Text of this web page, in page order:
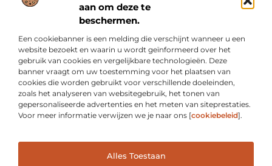
aan om deze te
beschermen.
Een cookiebanner is een melding die verschijnt wanneer u een
website bezoekt en waarin u wordt geïnformeerd over het
gebruik van cookies en vergelijkbare technologieën. Deze
banner vraagt om uw toestemming voor het plaatsen van
cookies die worden gebruikt voor verschillende doeleinden,
zoals het analyseren van websitegebruik, het tonen van
gepersonaliseerde advertenties en het meten van siteprestaties.
Voor meer informatie verwijzen we je naar ons [cookiebeleid].
Alles Toestaan
Ontdek praktische tips, creatieve ideeën en waardevolle
inzichten op Bnontwerp.nl.
Bericht categorie
Onze informatie
Cookiebeleid (EU)